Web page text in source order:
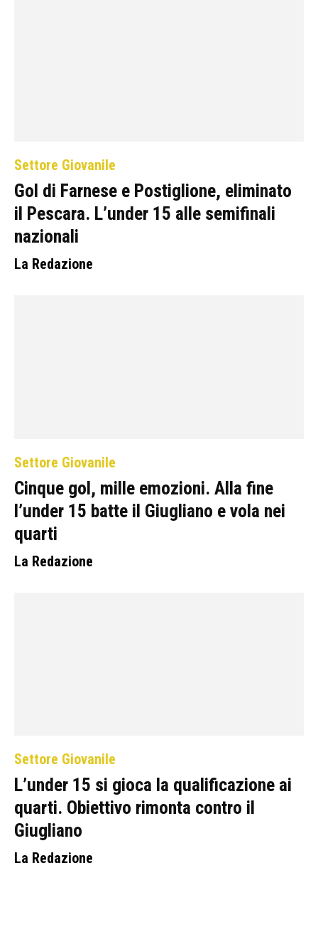
Settore Giovanile
Gol di Farnese e Postiglione, eliminato
il Pescara. L’under 15 alle semifinali
nazionali
La Redazione
Settore Giovanile
Cinque gol, mille emozioni. Alla fine
l’under 15 batte il Giugliano e vola nei
quarti
La Redazione
Settore Giovanile
L’under 15 si gioca la qualificazione ai
quarti. Obiettivo rimonta contro il
Giugliano
La Redazione